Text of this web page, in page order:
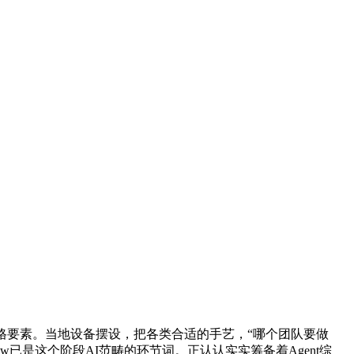
素。当地设备摆设，把各类合适的手艺，“哪个团队要做
已是这个阶段AI范畴的环节词。正认认实实筹备着Agent综